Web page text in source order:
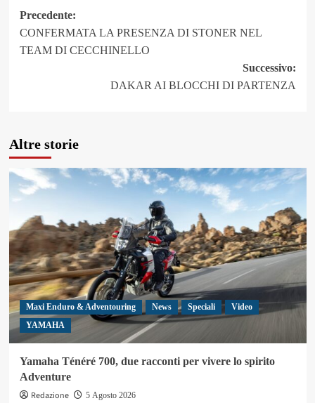
Navigazione
articolo
Precedente:
CONFERMATA LA PRESENZA DI STONER NEL
TEAM DI CECCHINELLO
Successivo:
DAKAR AI BLOCCHI DI PARTENZA
Altre storie
Maxi Enduro & Adventouring News Speciali
Video
YAMAHA
Yamaha Ténéré 700, due racconti per vivere lo spirito
Adventure
Redazione
5 Agosto 2026